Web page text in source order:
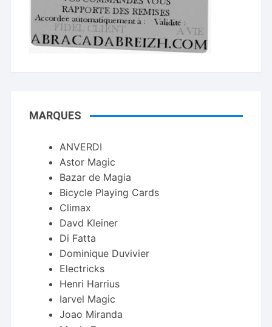
MARQUES
ANVERDI
Astor Magic
Bazar de Magia
Bicycle Playing Cards
Climax
Davd Kleiner
Di Fatta
Dominique Duvivier
Electricks
Henri Harrius
Iarvel Magic
Joao Miranda